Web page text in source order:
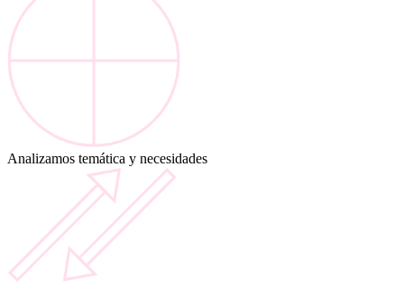
Analizamos temática y necesidades